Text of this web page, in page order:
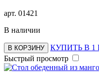
арт. 01421
В наличии
В КОРЗИНУ
КУПИТЬ В 1
Быстрый просмотр